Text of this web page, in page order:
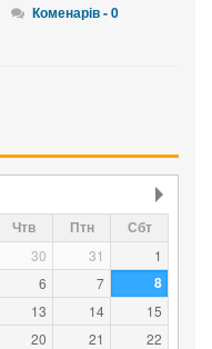
Коменарів - 0
Чтв Птн Сбт
30 31
1
6 7 8
13 14
15
20 21
22